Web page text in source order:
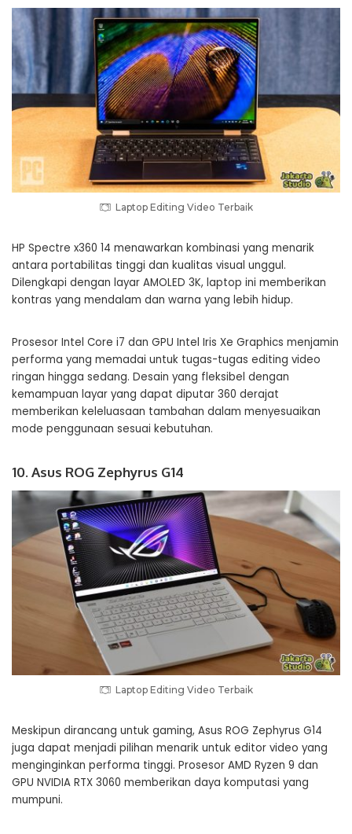
Laptop Editing Video Terbaik
HP Spectre x360 14 menawarkan kombinasi yang menarik
antara portabilitas tinggi dan kualitas visual unggul.
Dilengkapi dengan layar AMOLED 3K, laptop ini memberikan
kontras yang mendalam dan warna yang lebih hidup.
Prosesor Intel Core i7 dan GPU Intel Iris Xe Graphics menjamin
performa yang memadai untuk tugas-tugas editing video
ringan hingga sedang. Desain yang fleksibel dengan
kemampuan layar yang dapat diputar 360 derajat
memberikan keleluasaan tambahan dalam menyesuaikan
mode penggunaan sesuai kebutuhan.
10. Asus ROG Zephyrus G14
Laptop Editing Video Terbaik
Meskipun dirancang untuk gaming, Asus ROG Zephyrus G14
juga dapat menjadi pilihan menarik untuk editor video yang
menginginkan performa tinggi. Prosesor AMD Ryzen 9 dan
GPU NVIDIA RTX 3060 memberikan daya komputasi yang
mumpuni.